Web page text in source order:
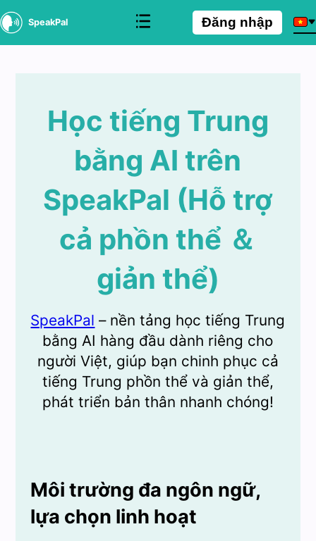
SpeakPal Đăng nhập
Học tiếng Trung
bằng AI trên
SpeakPal (Hỗ trợ
cả phồn thể ＆
giản thể)
SpeakPal – nền tảng học tiếng Trung
bằng AI hàng đầu dành riêng cho
người Việt, giúp bạn chinh phục cả
tiếng Trung phồn thể và giản thể,
phát triển bản thân nhanh chóng!
Môi trường đa ngôn ngữ,
lựa chọn linh hoạt